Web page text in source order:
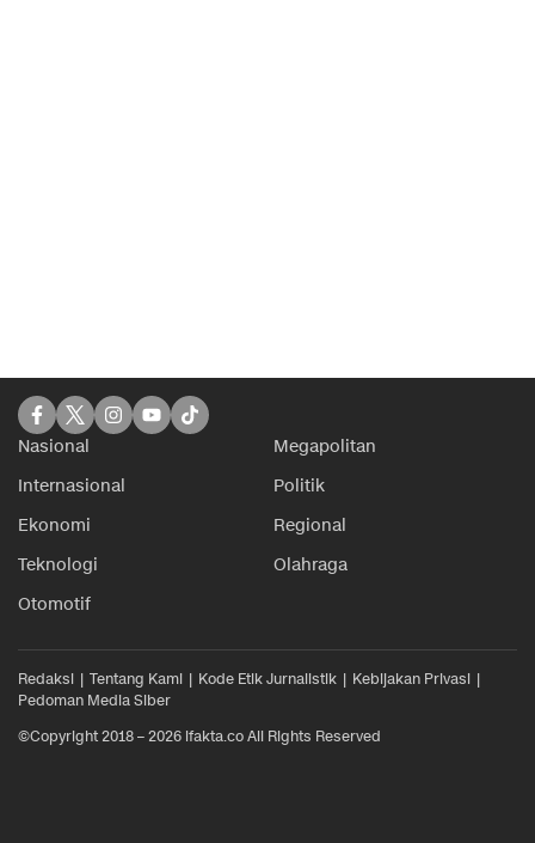
Nasional
Megapolitan
Internasional
Politik
Ekonomi
Regional
Teknologi
Olahraga
Otomotif
Redaksi Tentang Kami Kode Etik Jurnalistik
Kebijakan Privasi
Pedoman Media Siber
©Copyright 2018 – 2026 ifakta.co All Rights Reserved